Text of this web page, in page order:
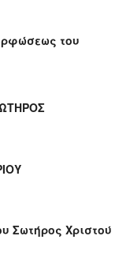
του
Σωτήρος Χριστού